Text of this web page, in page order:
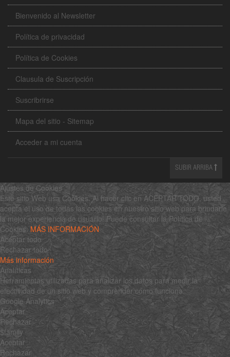
Bienvenido al Newsletter
Política de privacidad
Política de Cookies
Clausula de Suscripción
Suscribrirse
Mapa del sitio - Sitemap
Acceder a mi cuenta
SUBIR ARRIBA
Ajustes de Cookies
Este sitio Web usa Cookies. Al hacer clic en ACEPTAR TODO, usted
acepta el uso de todas las cookies en nuestro sitio web para brindarle
la mejor experiencia de usuario. Puede consultar la Política de
Cookies: MÁS INFORMACIÓN
Aceptar todo
Rechazar todo
Más información
Analíticas
Herramientas utilizadas para analizar los datos para medir la
efectividad de un sitio web y comprender cómo funciona.
Google Analytics
Aceptar
Rechazar
$family
Aceptar
Rechazar